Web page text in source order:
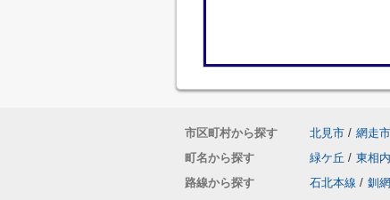
市区町村から探す 北見市 / 網走市
町名から探す
緑ケ丘 / 東相
路線から探す
石北本線 / 釧